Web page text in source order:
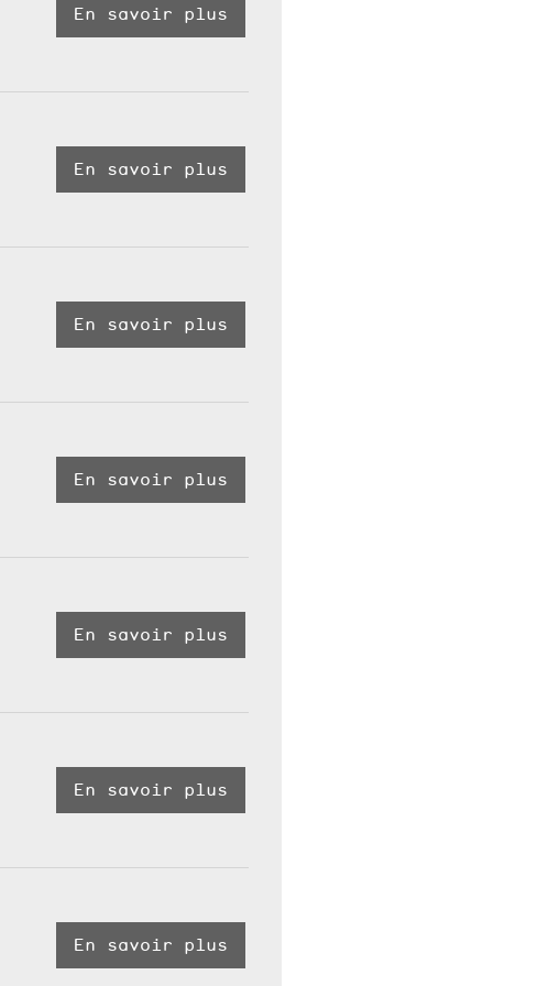
En savoir plus
En savoir plus
En savoir plus
En savoir plus
En savoir plus
En savoir plus
En savoir plus